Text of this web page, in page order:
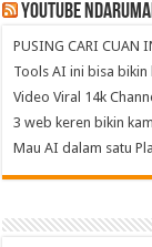
Youtube
PUSING CARI CUAN
Tools AI ini bisa
Video Viral 14k
3 web keren bikin
Mau AI dalam satu